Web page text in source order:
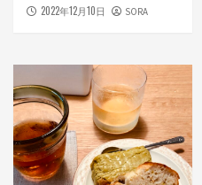
2022年12月10日 SORA